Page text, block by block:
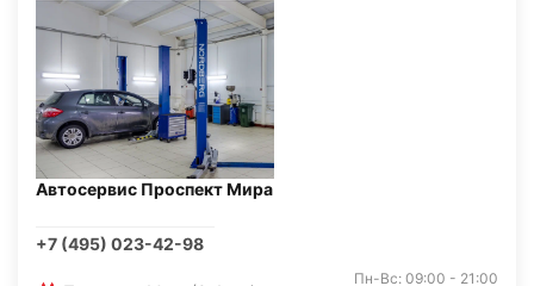
Автосервис Проспект Мира
+7 (495) 023-42-98
Пн-Вс: 09:00 - 21:00